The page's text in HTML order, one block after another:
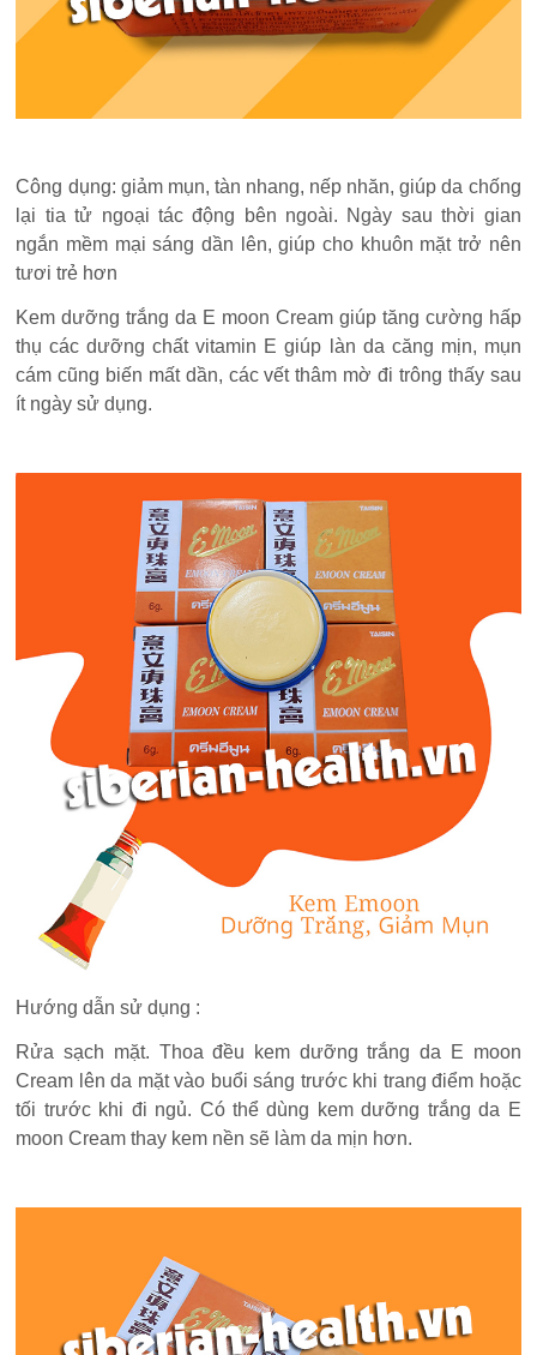
Công dụng: giảm mụn, tàn nhang, nếp nhăn, giúp da chống
lại tia tử ngoại tác động bên ngoài. Ngày sau thời gian
ngắn mềm mại sáng dần lên, giúp cho khuôn mặt trở nên
tươi trẻ hơn
Kem dưỡng trắng da E moon Cream giúp tăng cường hấp
thụ các dưỡng chất vitamin E giúp làn da căng mịn, mụn
cám cũng biến mất dần, các vết thâm mờ đi trông thấy sau
ít ngày sử dụng.
Hướng dẫn sử dụng :
Rửa sạch mặt. Thoa đều kem dưỡng trắng da E moon
Cream lên da mặt vào buổi sáng trước khi trang điểm hoặc
tối trước khi đi ngủ. Có thể dùng kem dưỡng trắng da E
moon Cream thay kem nền sẽ làm da mịn hơn.